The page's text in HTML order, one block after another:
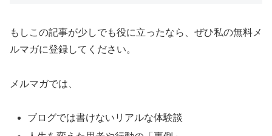
もしこの記事が少しでも役に立ったなら、ぜひ私の無料メ
ルマガに登録してください。
メルマガでは、
ブログでは書けないリアルな体験談